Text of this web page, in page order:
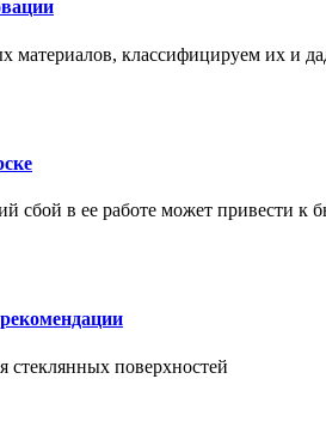
классифицируем их и
в ее работе может привести к
стеклянных поверхностей